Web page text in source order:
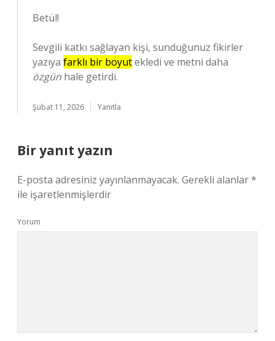
Betül!
Sevgili katkı sağlayan kişi, sunduğunuz fikirler
yazıya farklı bir boyutekledi ve metni daha
özgün hale getirdi.
Şubat 11, 2026 Yanıtla
Bir yanıt yazın
E-posta adresiniz yayınlanmayacak. Gerekli alanlar*
ile işaretlenmişlerdir
Yorum